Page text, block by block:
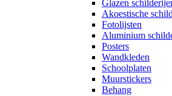
Glazen
Akoestische
Fotolijsten
Aluminium
Posters
Wandkleden
Schoolplaten
Muurstickers
Behang